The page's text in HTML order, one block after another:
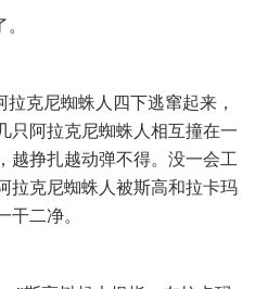
克尼蜘蛛人四下逃窜起来，
只阿拉克尼蜘蛛人相互撞在一
越挣扎越动弹不得。没一会工
拉克尼蜘蛛人被斯高和拉卡玛
干二净。